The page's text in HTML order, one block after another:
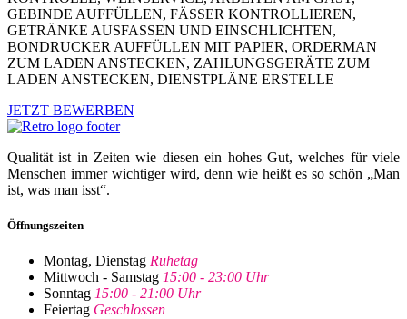
GEBINDE AUFFÜLLEN, FÄSSER KONTROLLIEREN,
GETRÄNKE AUSFASSEN UND EINSCHLICHTEN,
BONDRUCKER AUFFÜLLEN MIT PAPIER, ORDERMAN
ZUM LADEN ANSTECKEN, ZAHLUNGSGERÄTE ZUM
LADEN ANSTECKEN, DIENSTPLÄNE ERSTELLE
JETZT BEWERBEN
Qualität ist in Zeiten wie diesen ein hohes Gut, welches für viele
Menschen immer wichtiger wird, denn wie heißt es so schön „Man
ist, was man isst“.
Öffnungszeiten
Montag, Dienstag Ruhetag
Mittwoch - Samstag 15:00 - 23:00 Uhr
Sonntag 15:00 - 21:00 Uhr
Feiertag Geschlossen